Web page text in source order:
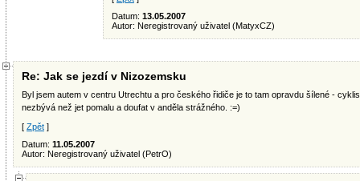
Datum: 13.05.2007
Autor: Neregistrovaný uživatel (MatyxCZ)
Re: Jak se jezdí v Nizozemsku
Byl jsem autem v centru Utrechtu a pro českého řidiče je to tam opravdu šílené -
nezbývá než jet pomalu a doufat v anděla strážného. :=)
[ Zpět ]
Datum: 11.05.2007
Autor: Neregistrovaný uživatel (PetrO)